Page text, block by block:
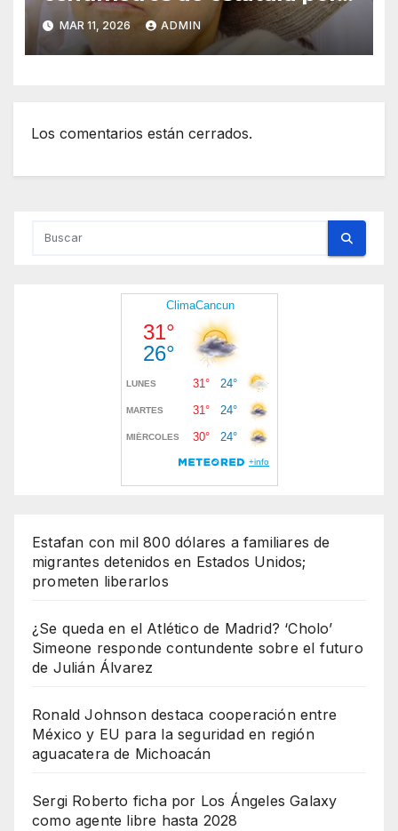
esta extraña enfermedad
MAR 11, 2026 ADMIN
Los comentarios están cerrados.
Estafan con mil 800 dólares a familiares de
migrantes detenidos en Estados Unidos;
prometen liberarlos
¿Se queda en el Atlético de Madrid? ‘Cholo’
Simeone responde contundente sobre el futuro
de Julián Álvarez
Ronald Johnson destaca cooperación entre
México y EU para la seguridad en región
aguacatera de Michoacán
Sergi Roberto ficha por Los Ángeles Galaxy
como agente libre hasta 2028